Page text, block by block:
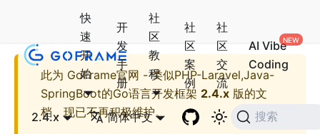
快
速
开
始
开
发
手
册
社
区
教
程
社
区
案
例
社
区
交
流
AI Vibe
Coding
2.4.x 简体中文 搜索
此为 GoFrame官网 - 类似PHP-Laravel,Java-
SpringBoot的Go语言开发框架 2.4.x 版的文
档，现已不再积极维护。